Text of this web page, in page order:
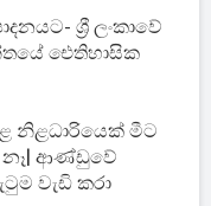
මෙන්න
ශ්‍රී ලංකාවේ
ඓතිහාසික
නිළධාරියෙක් මීට
ආණ්ඩුවේ
වැඩි කරා